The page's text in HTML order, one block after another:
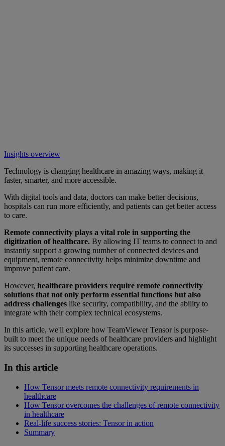
Insights overview
Technology is changing healthcare in amazing ways, making it
faster, smarter, and more accessible.
With digital tools and data, doctors can make better decisions,
hospitals can run more efficiently, and patients can get better access
to care.
Remote connectivity plays a vital role in supporting the
digitization of healthcare. By allowing IT teams to connect to and
instantly support a growing number of connected devices and
equipment, remote connectivity helps minimize downtime and
improve patient care.
However, healthcare providers require remote connectivity
solutions that not only perform essential functions but also
address challenges like security, compatibility, and the ability to
integrate with their complex technical ecosystems.
In this article, we'll explore how TeamViewer Tensor is purpose-
built to meet the unique needs of healthcare providers and highlight
its successes in supporting healthcare operations.
In this article
How Tensor meets remote connectivity requirements in
healthcare
How Tensor overcomes the challenges of remote connectivity
in healthcare
Real-life success stories: Tensor in action
Summary